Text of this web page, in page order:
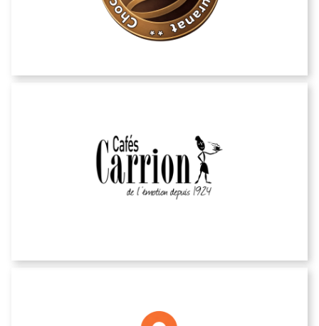
Carrion Noir Cafe